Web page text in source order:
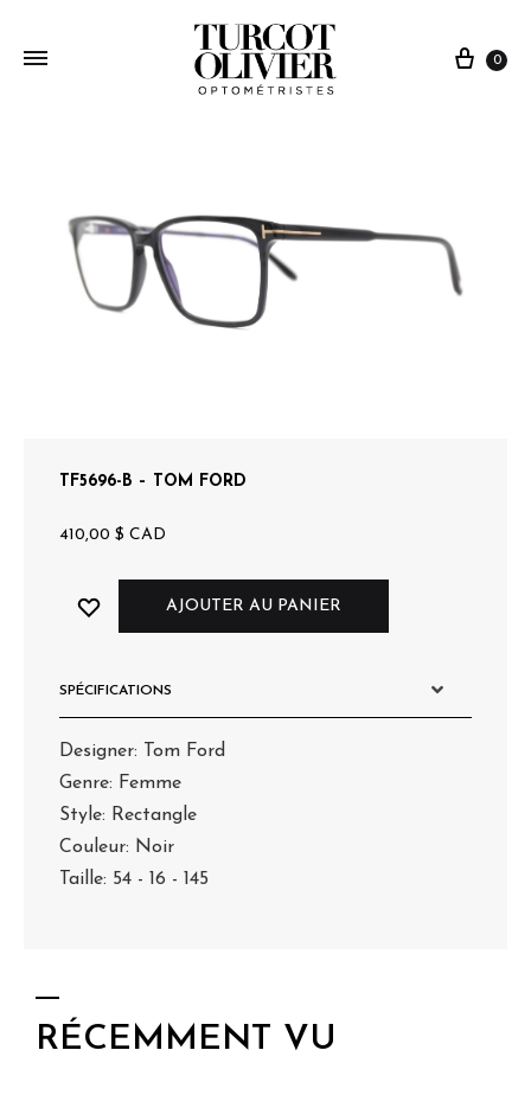
0
TF5696-B – TOM FORD
410,00 $ CAD
AJOUTER AU PANIER
SPÉCIFICATIONS
Designer: Tom Ford
Genre: Femme
Style: Rectangle
Couleur: Noir
Taille: 54 - 16 - 145
RÉCEMMENT VU